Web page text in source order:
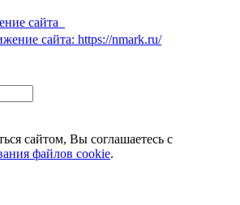
сайта
сайтом, Вы соглашаетесь с
файлов cookie.